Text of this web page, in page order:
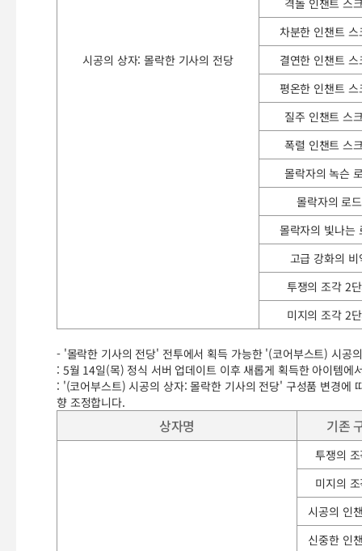
시공의 상자: 몰락한 기사의 전당
격돌 인챈트 스
차분한 인챈트 스
결연한 인챈트 스
평온한 인챈트 스
질주 인챈트 스
폭렬 인챈트 스
몰락자의 녹슨
몰락자의 로드
몰락자의 빛나는
고급 강화의 비
투쟁의 조각 2
미지의 조각 2
- '몰락한 기사의 전당' 전투에서 획득 가능한 '(코어부스트) 시공
: 5월 14일(목) 정식 서버 업데이트 이후 새롭게 획득한 아이템에
: '(코어부스트) 시공의 상자: 몰락한 기사의 전당' 구성품 변경에
향 조정합니다.
상자명 기존
투쟁의
미지의
시공의 인
신중한 인